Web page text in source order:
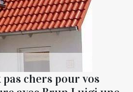
chers pour vos